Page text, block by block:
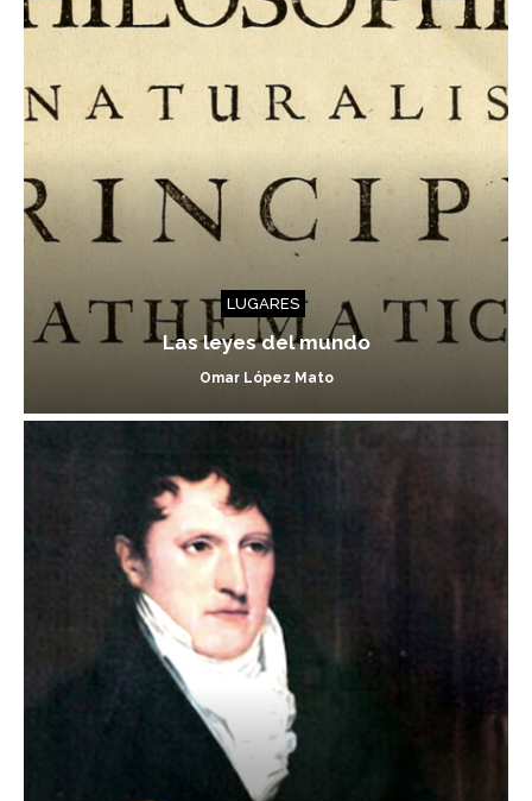
LUGARES
Las leyes del mundo
Omar López Mato